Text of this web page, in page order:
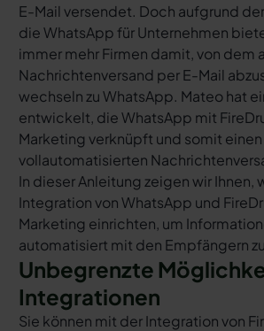
E-Mail versendet. Doch aufgrund
die WhatsApp für Unternehmen
immer mehr Firmen damit, von dem
Nachrichtenversand per E-Mail
wechseln zu WhatsApp. Mateo hat
entwickelt, die WhatsApp mit
Marketing verknüpft und somit einen
vollautomatisierten
In dieser Anleitung zeigen wir Ihnen,
Integration von WhatsApp und
Marketing einrichten, um
automatisiert mit den Empfängern
Unbegrenzte
Integrationen
Sie können mit der Integration von